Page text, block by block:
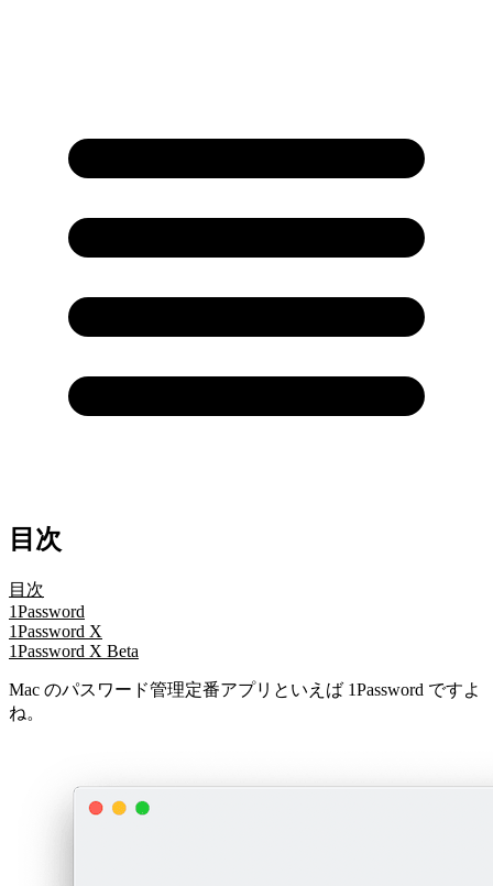
目次
目次
1Password
1Password X
1Password X Beta
Mac のパスワード管理定番アプリといえば 1Password ですよ
ね。